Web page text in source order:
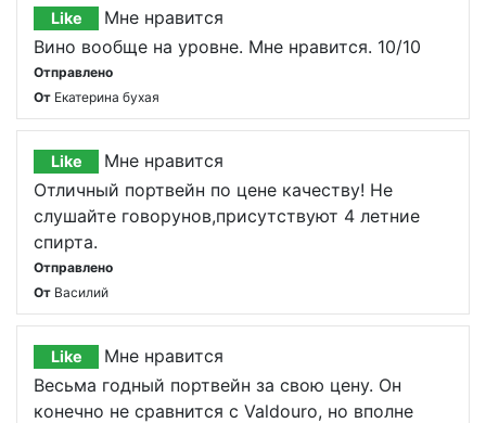
Like
Мне нравится
Вино вообще на уровне. Мне нравится. 10/10
Отправлено
От Екатерина бухая
Like
Мне нравится
Отличный портвейн по цене качеству! Не
слушайте говорунов,присутствуют 4 летние
спирта.
Отправлено
От Василий
Like
Мне нравится
Весьма годный портвейн за свою цену. Он
конечно не сравнится с Valdouro, но вполне